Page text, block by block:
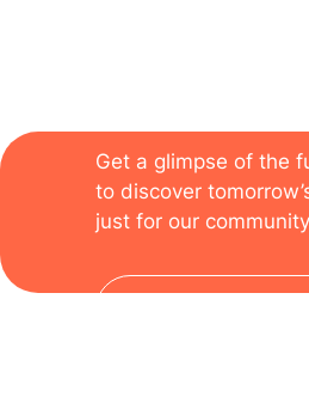
Get a glimpse of the
to discover
just for our